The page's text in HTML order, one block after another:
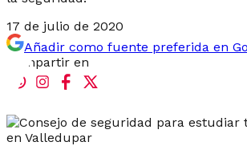
17 de julio de 2020
Añadir como fuente preferida en
Compartir en